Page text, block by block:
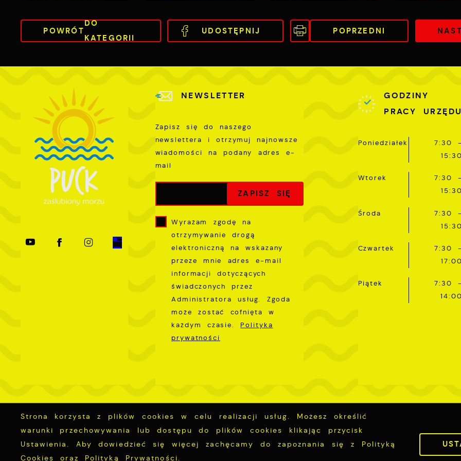
POWRÓT
DO
KATEGORII
UDOSTĘPNIJ POPRZEDNI
NEWSLETTER
Zapisz się do naszego
newslettera i otrzymuj najnowsze
wiadomości na podany adres e-
mail
Wyrażam zgodę na
otrzymywanie drogą
elektroniczną na wskazany
przeze mnie adres e-mail
informacji dotyczących
świadczonych przez
Administratora usług. Zgoda
może zostać cofnięta w
każdym czasie. Polityka
prywatności
GODZINY
PRACY
Poniedziałek
7:30
Wtorek
7:30
Środa
7:30
Czwartek
7:30
Piątek
7:30
Mapa serwisu RSS Aktualności RSS Inwestycje Deklaracja dostępności
Strona korzysta z plików cookies w celu realizacji usług. Możesz określić
warunki przechowywania lub dostępu do plików cookies klikając przycisk
Ustawienia. Aby dowiedzieć się więcej zachęcamy do zapoznania się z Polityką
Cookies oraz Polityką Prywatności.